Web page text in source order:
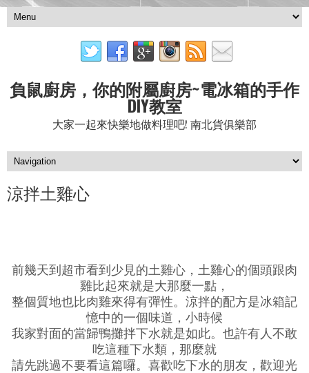
負鼠廚房，你的附屬廚房~電冰箱的手作
DIY教室
大家一起來快樂地做料理吧! 南北貨俱樂部
涼拌土雞心
前幾天到超市看到少見的土雞心，土雞心的個頭跟肉
雞比起來就是大那麼一點，
整個質地也比肉雞來得有彈性。涼拌的配方是冰箱記
憶中的一個味道，小時候
我家對面的當歸鴨攤拌下水就是如此。也許有人不敢
吃這種下水類，那麼就
請先跳過不要看這篇囉。喜歡吃下水的朋友，歡迎光